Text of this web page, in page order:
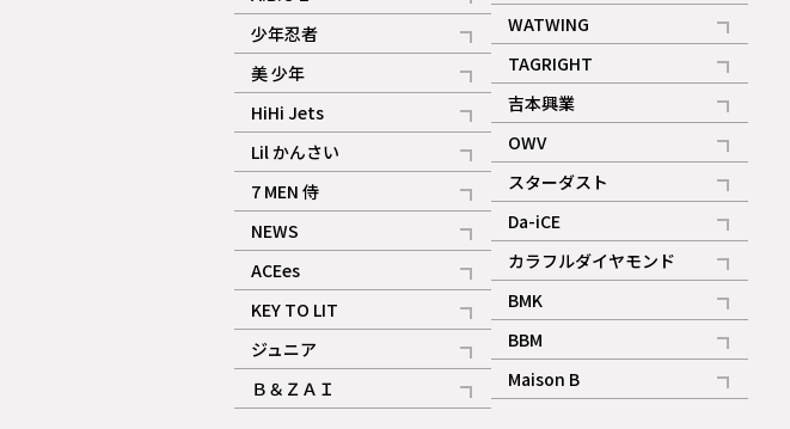
記事
ギャラリー
少年忍者
記事
美 少年
記事
HiHi Jets
記事
Lil かんさい
記事
7 MEN 侍
記事
NEWS
記事
ACEes
記事
KEY TO LIT
記事
ジュニア
記事
Ｂ＆ＺＡＩ
記事
記事
WATWING
記事
TAGRIGHT
記事
吉本興業
記事
OWV
記事
ギャラリー
スターダスト
記事
Da-iCE
記事
カラフルダイヤモンド
記事
BMK
記事
ギャラリー
BBM
記事
ギャラリー
Maison B
記事